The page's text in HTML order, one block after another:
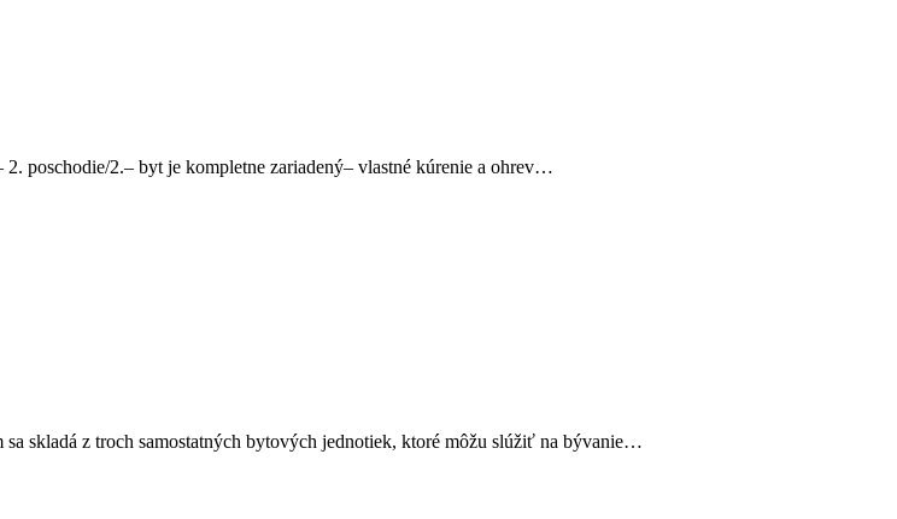
poschodie/2.– byt je kompletne zariadený– vlastné kúrenie a ohrev…
skladá z troch samostatných bytových jednotiek, ktoré môžu slúžiť na bývanie…